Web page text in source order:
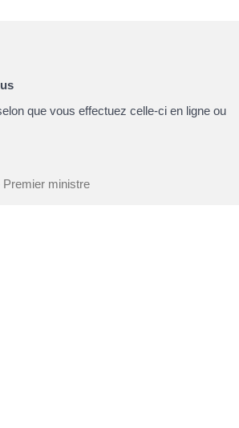
que vous effectuez celle-ci en ligne ou
Premier ministre